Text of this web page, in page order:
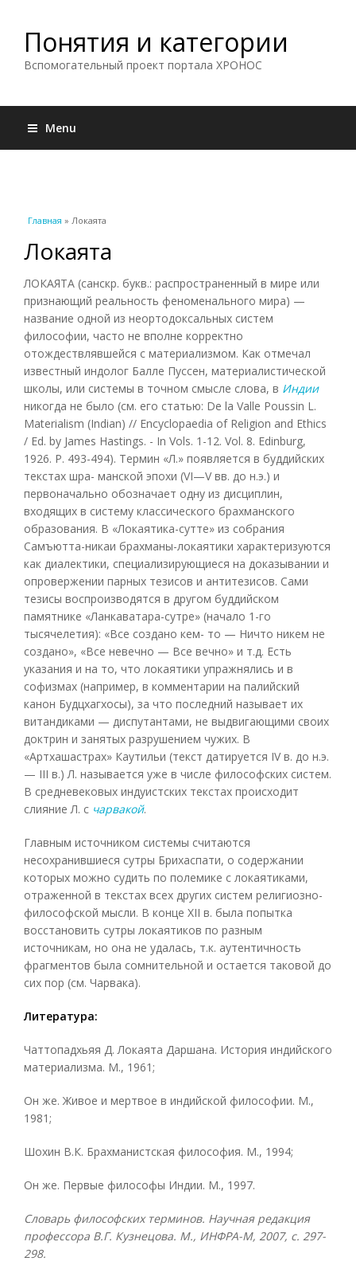
Понятия и категории
Вспомогательный проект портала ХРОНОС
Menu
Вы здесь
Главная » Локаята
Локаята
ЛОКАЯТА (санскр. букв.: распространенный в мире или
признающий реальность феноменального мира) —
название одной из неортодоксальных систем
философии, часто не вполне корректно
отождествлявшейся с материализмом. Как отмечал
известный индолог Балле Пуссен, материалистической
школы, или системы в точном смысле слова, в Индии
никогда не было (см. его статью: De la Valle Poussin L.
Materialism (Indian) // Encyclopaedia of Religion and Ethics
/ Ed. by James Hastings. - In Vols. 1-12. Vol. 8. Edinburg,
1926. P. 493-494). Термин «Л.» появляется в буддийских
текстах шра- манской эпохи (VI—V вв. до н.э.) и
первоначально обозначает одну из дисциплин,
входящих в систему классического брахманского
образования. В «Локаятика-сутте» из собрания
Самъютта-никаи брахманы-локаятики характеризуются
как диалектики, специализирующиеся на доказывании и
опровержении парных тезисов и антитезисов. Сами
тезисы воспроизводятся в другом буддийском
памятнике «Ланкаватара-сутре» (начало 1-го
тысячелетия): «Все создано кем- то — Ничто никем не
создано», «Все невечно — Все вечно» и т.д. Есть
указания и на то, что локаятики упражнялись и в
софизмах (например, в комментарии на палийский
канон Будцхагхосы), за что последний называет их
витандиками — диспутантами, не выдвигающими своих
доктрин и занятых разрушением чужих. В
«Артхашастрах» Каутильи (текст датируется IV в. до н.э.
— III в.) Л. называется уже в числе философских систем.
В средневековых индуистских текстах происходит
слияние Л. с чарвакой.
Главным источником системы считаются
несохранившиеся сутры Брихаспати, о содержании
которых можно судить по полемике с локаятиками,
отраженной в текстах всех других систем религиозно-
философской мысли. В конце XII в. была попытка
восстановить сутры локаятиков по разным
источникам, но она не удалась, т.к. аутентичность
фрагментов была сомнительной и остается таковой до
сих пор (см. Чарвака).
Литература:
Чаттопадхьяя Д. Локаята Даршана. История индийского
материализма. М., 1961;
Он же. Живое и мертвое в индийской философии. М.,
1981;
Шохин В.К. Брахманистская философия. М., 1994;
Он же. Первые философы Индии. М., 1997.
Словарь философских терминов. Научная редакция
профессора В.Г. Кузнецова. М., ИНФРА-М, 2007, с. 297-
298.